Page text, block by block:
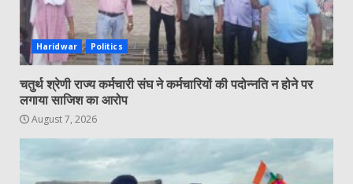
Haridwar Politics
चतुर्थ श्रेणी राज्य कर्मचारी संघ ने कर्मचारियों की पदोन्नति न होने पर
लगाया साजिश का आरोप
August 7, 2026